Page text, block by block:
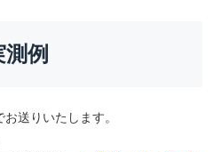
測例
送りいたします。